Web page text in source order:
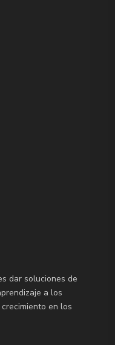
dar soluciones de
a los
en los